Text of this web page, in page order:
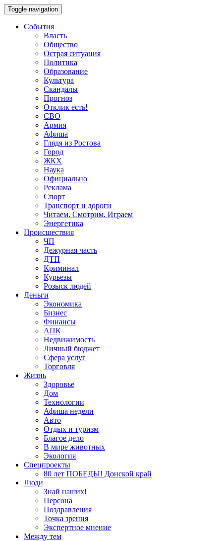
Toggle navigation
События
Власть
Общество
Острая ситуация
Политика
Образование
Культура
Скандалы
Прогноз
Отклик есть!
СВО
Армия
Афиша
Глядя из Ростова
Город
ЖКХ
Наука
Официально
Реклама
Спорт
Транспорт и дороги
Читаем. Смотрим. Играем
Энергетика
Происшествия
ЧП
Дежурная часть
ДТП
Криминал
Курьезы
Розыск людей
Деньги
Экономика
Бизнес
Финансы
АПК
Недвижимость
Личный бюджет
Сфера услуг
Торговля
Жизнь
Здоровье
Дом
Технологии
Афиша недели
Авто
Отдых и туризм
Благое дело
В мире животных
Экология
Спецпроекты
80 лет ПОБЕДЫ! Донской край
Люди
Знай наших!
Персона
Поздравления
Точка зрения
Экспертное мнение
Между тем